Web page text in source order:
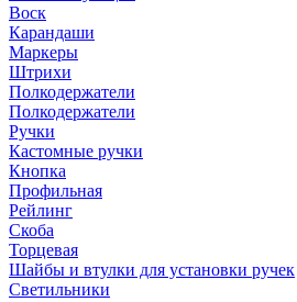
Воск
Карандаши
Маркеры
Штрихи
Полкодержатели
Полкодержатели
Ручки
Кастомные ручки
Кнопка
Профильная
Рейлинг
Скоба
Торцевая
Шайбы и втулки для установки ручек
Светильники